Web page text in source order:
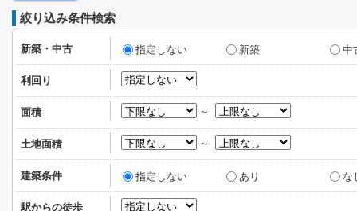
絞り込み条件検索
新築・中古 指定しない 新築 中
利回り
面積 ～
土地面積 ～
建築条件 指定しない あり な
駅からの徒歩